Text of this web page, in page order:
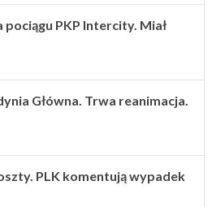
PKP Intercity. Miał
Główna. Trwa reanimacja.
PLK komentują wypadek